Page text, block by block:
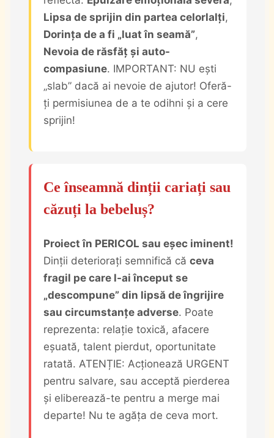
Lipsa de sprijin din partea celorlalți,
Dorința de a fi „luat în seamă”,
Nevoia de răsfăț și auto-
compasiune. IMPORTANT: NU ești
„slab” dacă ai nevoie de ajutor! Oferă-
ți permisiunea de a te odihni și a cere
sprijin!
Ce înseamnă dinții cariați sau
căzuți la bebeluș?
Proiect în PERICOL sau eșec iminent!
Dinții deteriorați semnifică că ceva
fragil pe care l-ai început se
„descompune” din lipsă de îngrijire
sau circumstanțe adverse. Poate
reprezenta: relație toxică, afacere
eșuată, talent pierdut, oportunitate
ratată. ATENȚIE: Acționează URGENT
pentru salvare, sau acceptă pierderea
și eliberează-te pentru a merge mai
departe! Nu te agăța de ceva mort.